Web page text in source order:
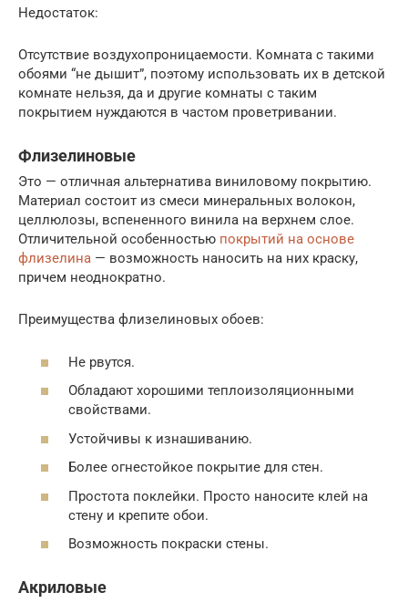
Недостаток:
Отсутствие воздухопроницаемости. Комната с такими
обоями “не дышит”, поэтому использовать их в детской
комнате нельзя, да и другие комнаты с таким
покрытием нуждаются в частом проветривании.
Флизелиновые
Это — отличная альтернатива виниловому покрытию.
Материал состоит из смеси минеральных волокон,
целлюлозы, вспененного винила на верхнем слое.
Отличительной особенностью покрытий на основе
флизелина — возможность наносить на них краску,
причем неоднократно.
Преимущества флизелиновых обоев:
Не рвутся.
Обладают хорошими теплоизоляционными
свойствами.
Устойчивы к изнашиванию.
Более огнестойкое покрытие для стен.
Простота поклейки. Просто наносите клей на
стену и крепите обои.
Возможность покраски стены.
Акриловые